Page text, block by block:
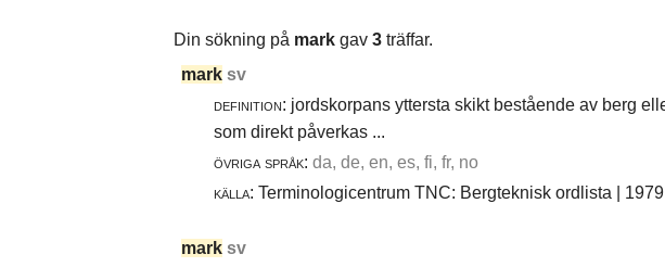
Din sökning på mark gav 3 träffar.
mark sv
definition: jordskorpans yttersta skikt bestående av berg
som direkt påverkas ...
övriga språk: da, de, en, es, fi, fr, no
källa: Terminologicentrum TNC: Bergteknisk ordlista | 1979
mark sv